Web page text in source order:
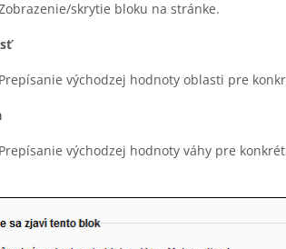
skrytie bloku na stránke.
Prepísanie východzej hodnoty oblasti pre
Prepísanie východzej hodnoty váhy pre